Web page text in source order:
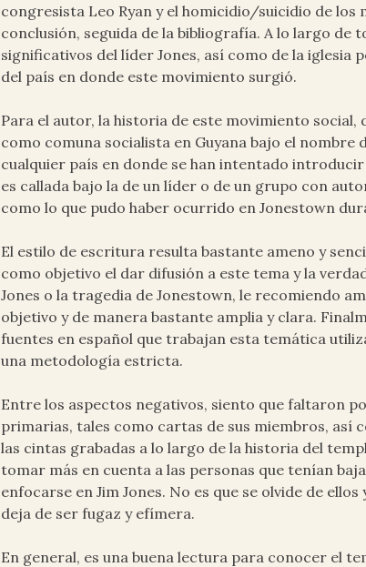
congresista Leo Ryan y el homicidio/suicidio de los
conclusión, seguida de la bibliografía. A lo largo de
significativos del líder Jones, así como de la
del país en donde este movimiento surgió.
Para el autor, la historia de este movimiento
como comuna socialista en Guyana bajo el
cualquier país en donde se han intentado
es callada bajo la de un líder o de un grupo con
como lo que pudo haber ocurrido en Jonestown
El estilo de escritura resulta bastante ameno y
como objetivo el dar difusión a este tema y la
Jones o la tragedia de Jonestown, le recomiendo
objetivo y de manera bastante amplia y clara.
fuentes en español que trabajan esta temática
una metodología estricta.
Entre los aspectos negativos, siento que faltaron
primarias, tales como cartas de sus miembros,
las cintas grabadas a lo largo de la historia del
tomar más en cuenta a las personas que tenían
enfocarse en Jim Jones. No es que se olvide de
deja de ser fugaz y efímera.
En general, es una buena lectura para conocer el